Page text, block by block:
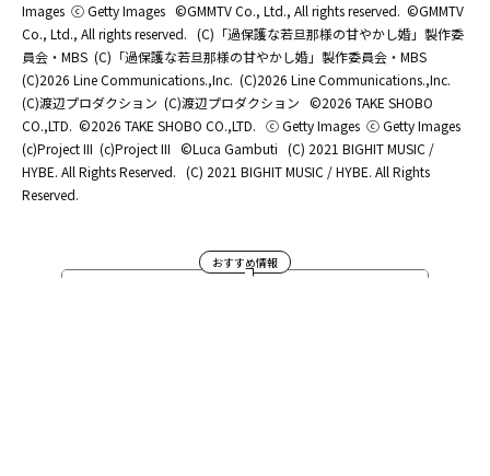
Images ⓒ Getty Images ©GMMTV Co., Ltd., All rights reserved. ©GMMTV
Co., Ltd., All rights reserved. (C)「過保護な若旦那様の甘やかし婚」製作委
員会・MBS (C)「過保護な若旦那様の甘やかし婚」製作委員会・MBS
(C)2026 Line Communications.,Inc. (C)2026 Line Communications.,Inc.
(C)渡辺プロダクション (C)渡辺プロダクション ©2026 TAKE SHOBO
CO.,LTD. ©2026 TAKE SHOBO CO.,LTD. ⓒ Getty Images ⓒ Getty Images
(c)Project III (c)Project III ©Luca Gambuti (C) 2021 BIGHIT MUSIC /
HYBE. All Rights Reserved. (C) 2021 BIGHIT MUSIC / HYBE. All Rights
Reserved.
おすすめ情報